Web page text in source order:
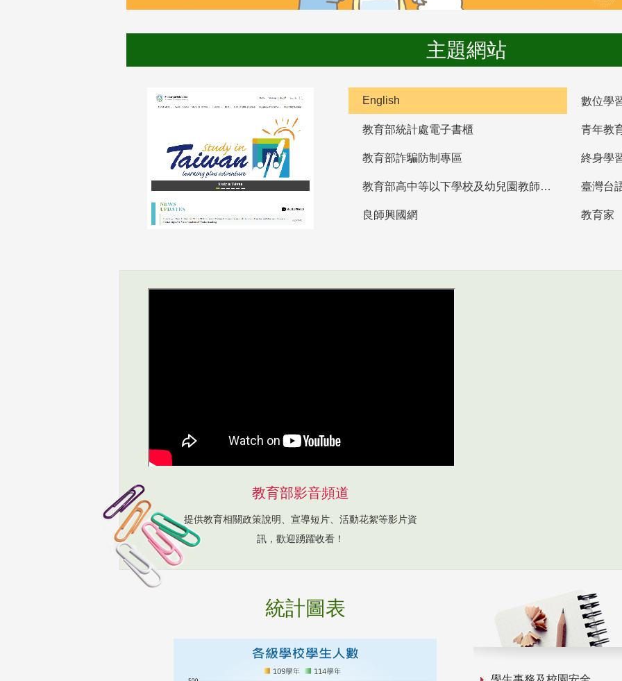
主題網站
English 數位學
教育部統計處電子書櫃 青年教
教育部詐騙防制專區 終身學
教育部高中等以下學校及幼兒園教師資格檢定考試 臺灣台
良師興國網 教育家
教育部影音頻道
提供教育相關政策說明、宣導短片、活動花絮等影片資
訊，歡迎踴躍收看！
統計圖表